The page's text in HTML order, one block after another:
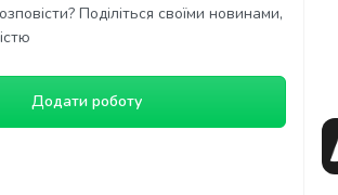
Поділіться своїми новинами,
Додати роботу